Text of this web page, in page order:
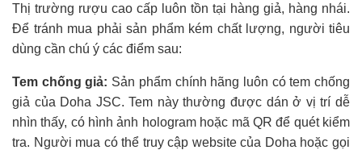
Thị trường rượu cao cấp luôn tồn tại hàng giả, hàng nhái.
Để tránh mua phải sản phẩm kém chất lượng, người tiêu
dùng cần chú ý các điểm sau:
Tem chống giả: Sản phẩm chính hãng luôn có tem chống
giả của Doha JSC. Tem này thường được dán ở vị trí dễ
nhìn thấy, có hình ảnh hologram hoặc mã QR để quét kiểm
tra. Người mua có thể truy cập website của Doha hoặc gọi